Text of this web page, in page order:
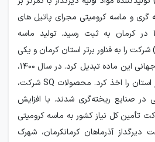
گری و ماسه کرومیتی مجرای پاتیل های
فولادسازی در اسفند ۱۳۹۶ در کرمان به ثبت رسید. تولید ماسه
کرومیتی با کیفیت بالا (SQ) شرکت را به فناور برتر استان کرمان و یکی
از چهار تولیدکننده برجسته جهانی این ماده تبدیل کرد. در سال ۱۴۰۰،
شرکت تندیس صنعتگر برتر استان را اخذ کرد. محصولات SQ شرکت،
در صنایع ریخته‌گری شدند. با افزایش
تأمین کل نیاز کشور به ماسه کرومیتی
آذرماهان کرمانکرمان، شهرک